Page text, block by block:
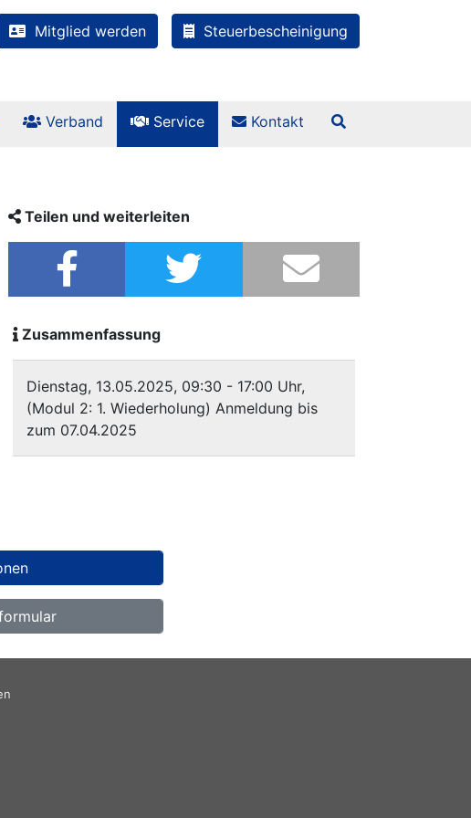
Steuerbescheinigung
Mitglied werden
Verband Service Kontakt
Teilen und weiterleiten
Zusammenfassung
Dienstag, 13.05.2025, 09:30 - 17:00 Uhr,
(Modul 2: 1. Wiederholung) Anmeldung bis
zum 07.04.2025